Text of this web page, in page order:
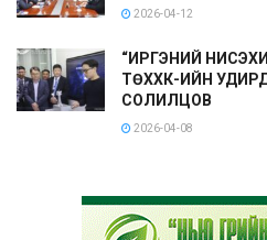
2026-04-12
“ИРГЭНИЙ
ТӨХХК-ИЙН
СОЛИЛЦОВ
2026-04-08